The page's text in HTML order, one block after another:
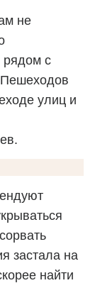
не
рядом с
улиц и
застала на
найти